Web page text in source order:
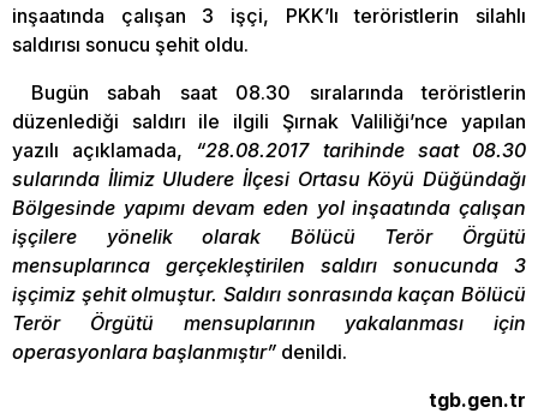
inşaatında çalışan 3 işçi, PKK’lı teröristlerin silahlı
saldırısı sonucu şehit oldu.
Bugün sabah saat 08.30 sıralarında teröristlerin
düzenlediği saldırı ile ilgili Şırnak Valiliği’nce yapılan
yazılı açıklamada, “28.08.2017 tarihinde saat 08.30
sularında İlimiz Uludere İlçesi Ortasu Köyü Düğündağı
Bölgesinde yapımı devam eden yol inşaatında çalışan
işçilere yönelik olarak Bölücü Terör Örgütü
mensuplarınca gerçekleştirilen saldırı sonucunda 3
işçimiz şehit olmuştur. Saldırı sonrasında kaçan Bölücü
Terör Örgütü mensuplarının yakalanması için
operasyonlara başlanmıştır” denildi.
tgb.gen.tr